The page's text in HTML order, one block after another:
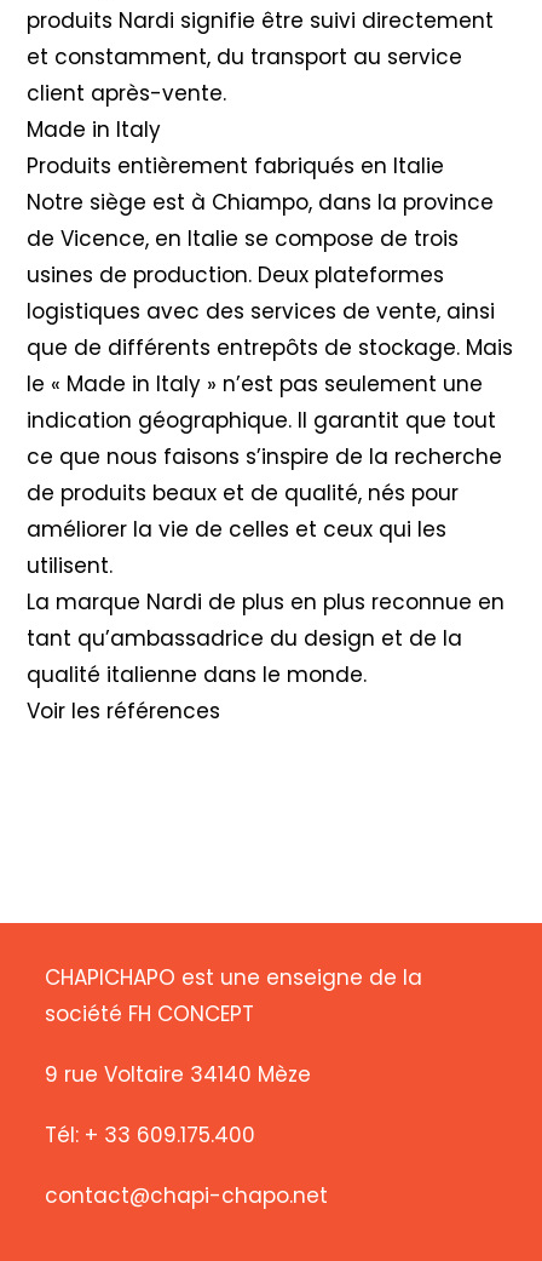
produits Nardi signifie être suivi directement
et constamment, du transport au service
client après-vente.
Made in Italy
Produits entièrement fabriqués en Italie
Notre siège est à Chiampo, dans la province
de Vicence, en Italie se compose de trois
usines de production. Deux plateformes
logistiques avec des services de vente, ainsi
que de différents entrepôts de stockage. Mais
le « Made in Italy » n’est pas seulement une
indication géographique. Il garantit que tout
ce que nous faisons s’inspire de la recherche
de produits beaux et de qualité, nés pour
améliorer la vie de celles et ceux qui les
utilisent.
La marque Nardi de plus en plus reconnue en
tant qu’ambassadrice du design et de la
qualité italienne dans le monde.
Voir les références
CHAPICHAPO est une enseigne de la
société FH CONCEPT
9 rue Voltaire 34140 Mèze
Tél: + 33 609.175.400
contact@chapi-chapo.net